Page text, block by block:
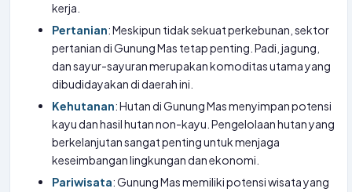
kerja.
Pertanian: Meskipun tidak sekuat perkebunan, sektor
pertanian di Gunung Mas tetap penting. Padi, jagung,
dan sayur-sayuran merupakan komoditas utama yang
dibudidayakan di daerah ini.
Kehutanan: Hutan di Gunung Mas menyimpan potensi
kayu dan hasil hutan non-kayu. Pengelolaan hutan yang
berkelanjutan sangat penting untuk menjaga
keseimbangan lingkungan dan ekonomi.
Pariwisata: Gunung Mas memiliki potensi wisata yang